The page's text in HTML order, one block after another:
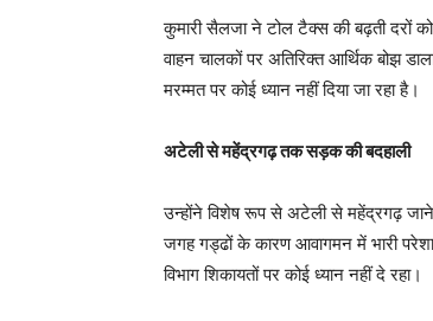
कुमारी सैलजा ने टोल टैक्स की बढ़ती दरों
वाहन चालकों पर अतिरिक्त आर्थिक बोझ
मरम्मत पर कोई ध्यान नहीं दिया जा रहा है।
अटेली से महेंद्रगढ़ तक सड़क की बदहाली
उन्होंने विशेष रूप से अटेली से महेंद्रगढ़
जगह गड्ढों के कारण आवागमन में भारी
विभाग शिकायतों पर कोई ध्यान नहीं दे रहा।